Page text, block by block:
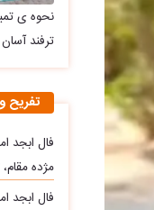
نحوه ی
ترفند
تفریح
مژده